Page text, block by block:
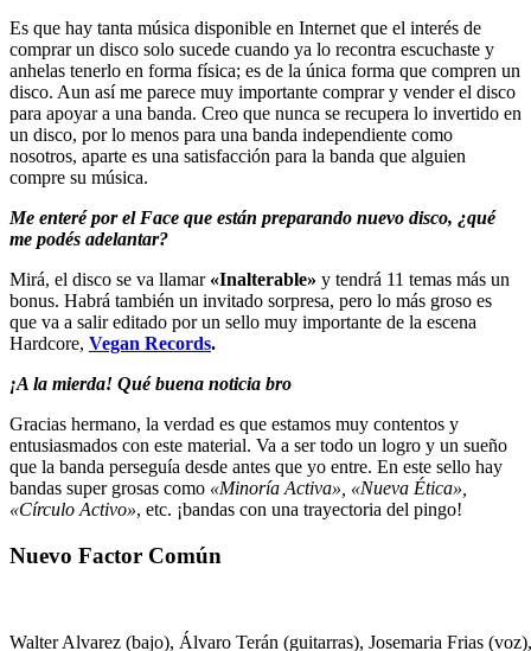
Es que hay tanta música disponible en Internet que el interés de
comprar un disco solo sucede cuando ya lo recontra escuchaste y
anhelas tenerlo en forma física; es de la única forma que compren un
disco. Aun así me parece muy importante comprar y vender el disco
para apoyar a una banda. Creo que nunca se recupera lo invertido en
un disco, por lo menos para una banda independiente como
nosotros, aparte es una satisfacción para la banda que alguien
compre su música.
Me enteré por el Face que están preparando nuevo disco, ¿qué
me podés adelantar?
Mirá, el disco se va llamar «Inalterable» y tendrá 11 temas más un
bonus. Habrá también un invitado sorpresa, pero lo más groso es
que va a salir editado por un sello muy importante de la escena
Hardcore, Vegan Records.
¡A la mierda! Qué buena noticia bro
Gracias hermano, la verdad es que estamos muy contentos y
entusiasmados con este material. Va a ser todo un logro y un sueño
que la banda perseguía desde antes que yo entre. En este sello hay
bandas super grosas como «Minoría Activa», «Nueva Ética»,
«Círculo Activo», etc. ¡bandas con una trayectoria del pingo!
Nuevo Factor Común
Walter Alvarez (bajo), Álvaro Terán (guitarras), Josemaria Frias